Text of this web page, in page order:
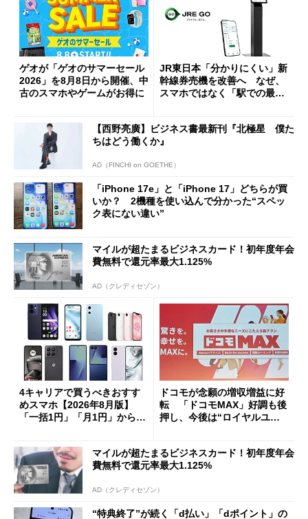
ゲオが「ゲオのサマーセール
2026」を8月8日から開催、中
古のスマホやゲームがお得に
JR東日本「分かりにくい」新
幹線券売機を改善へ なぜ、
スマホではなく「駅での最短
【西野亮廣】ビジネス書最新刊『北極星 僕た
ちはどう働くか』
AD（FINCHI on GOETHE）
「iPhone 17e」と「iPhone 17」どちらが買
いか？ 2機種を使い込んで分かった“スペッ
ク表にない違い”
マイルが超たまるビジネスカード！初年度年会
費無料で還元率最大1.125%
AD（クレディセゾン）
4キャリアで買うべきおすす
めスマホ【2026年8月版】
「一括1円」「月1円」からお
ドコモが念願の増収増益に好
転 「ドコモMAX」好調も後
押し、今後は“ロイヤルユー
マイルが超たまるビジネスカード！初年度年会
費無料で還元率最大1.125%
AD（クレディセゾン）
“特典終了”が続く「d払い」「dポイント」の